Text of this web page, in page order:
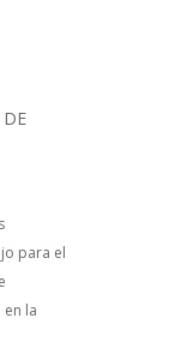
para el
la